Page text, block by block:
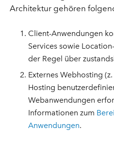
Architektur gehören
Client-Anwendungen
Services sowie
der Regel über
Externes Webhosting
Hosting
Webanwendungen
Informationen zum
Anwendungen.